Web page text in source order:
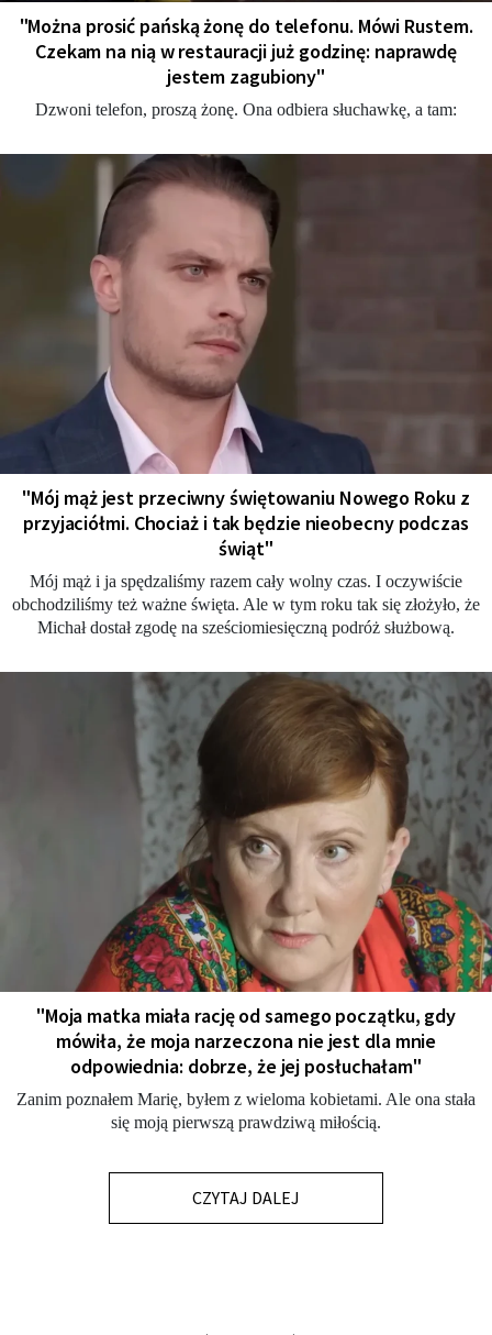
"Można prosić pańską żonę do telefonu. Mówi Rustem.
Czekam na nią w restauracji już godzinę: naprawdę
jestem zagubiony"
Dzwoni telefon, proszą żonę. Ona odbiera słuchawkę, a tam:
"Mój mąż jest przeciwny świętowaniu Nowego Roku z
przyjaciółmi. Chociaż i tak będzie nieobecny podczas
świąt"
Mój mąż i ja spędzaliśmy razem cały wolny czas. I oczywiście
obchodziliśmy też ważne święta. Ale w tym roku tak się złożyło, że
Michał dostał zgodę na sześciomiesięczną podróż służbową.
"Moja matka miała rację od samego początku, gdy
mówiła, że moja narzeczona nie jest dla mnie
odpowiednia: dobrze, że jej posłuchałam"
Zanim poznałem Marię, byłem z wieloma kobietami. Ale ona stała
się moją pierwszą prawdziwą miłością.
CZYTAJ DALEJ